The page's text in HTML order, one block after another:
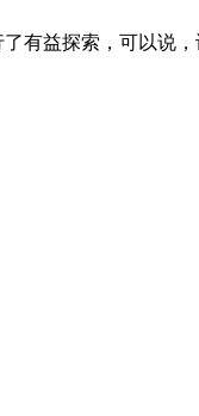
有益探索，可以说